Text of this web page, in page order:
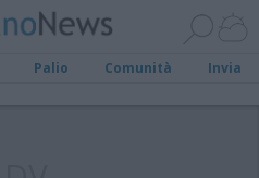
Palio Comunità Invia